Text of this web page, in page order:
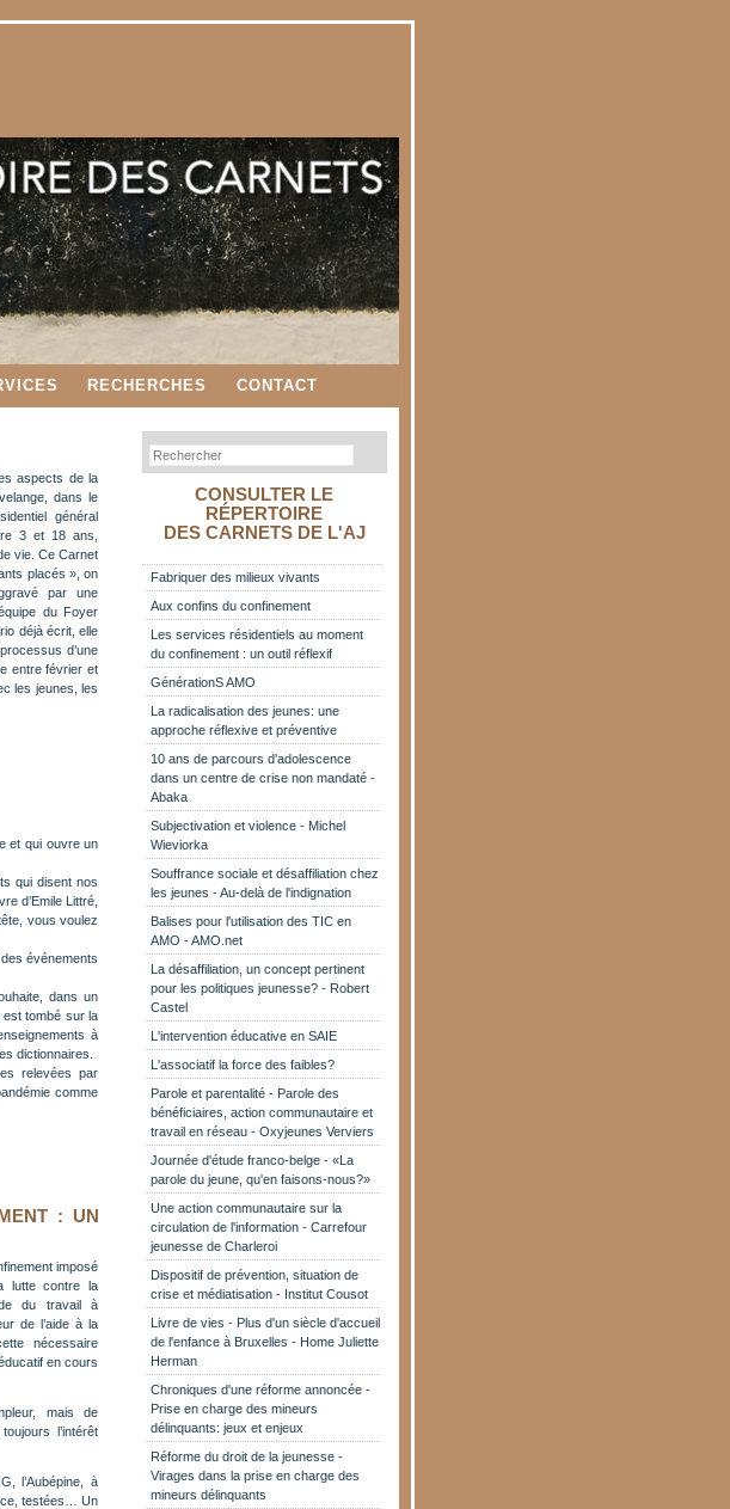
RECHERCHES CONTACT
CONSULTER LE
RÉPERTOIRE
DES CARNETS DE L'AJ
Fabriquer des milieux vivants
Aux confins du confinement
Les services résidentiels au moment
du confinement : un outil réflexif
GénérationS AMO
La radicalisation des jeunes: une
approche réflexive et préventive
10 ans de parcours d'adolescence
dans un centre de crise non mandaté -
Abaka
Subjectivation et violence - Michel
Wieviorka
Souffrance sociale et désaffiliation chez
les jeunes - Au-delà de l'indignation
Balises pour l'utilisation des TIC en
AMO - AMO.net
La désaffiliation, un concept pertinent
pour les politiques jeunesse? - Robert
Castel
L'intervention éducative en SAIE
L'associatif la force des faibles?
Parole et parentalité - Parole des
bénéficiaires, action communautaire et
travail en réseau - Oxyjeunes Verviers
Journée d'étude franco-belge - «La
parole du jeune, qu'en faisons-nous?»
Une action communautaire sur la
circulation de l'information - Carrefour
jeunesse de Charleroi
Dispositif de prévention, situation de
crise et médiatisation - Institut Cousot
Livre de vies - Plus d'un siècle d'accueil
de l'enfance à Bruxelles - Home Juliette
Herman
Chroniques d'une réforme annoncée -
Prise en charge des mineurs
délinquants: jeux et enjeux
Réforme du droit de la jeunesse -
Virages dans la prise en charge des
mineurs délinquants
aspects de la
dans le
général
3 et 18 ans,
vie. Ce Carnet
placés », on
par une
du Foyer
déjà écrit, elle
d’une
entre février et
les jeunes, les
et qui ouvre un
qui disent nos
d’Emile Littré,
vous voulez
événements
dans un
tombé sur la
à
dictionnaires.
relevées par
comme
: UN
imposé
lutte contre la
du travail à
de l’aide à la
nécessaire
en cours
mais de
l’intérêt
l’Aubépine, à
testées… Un